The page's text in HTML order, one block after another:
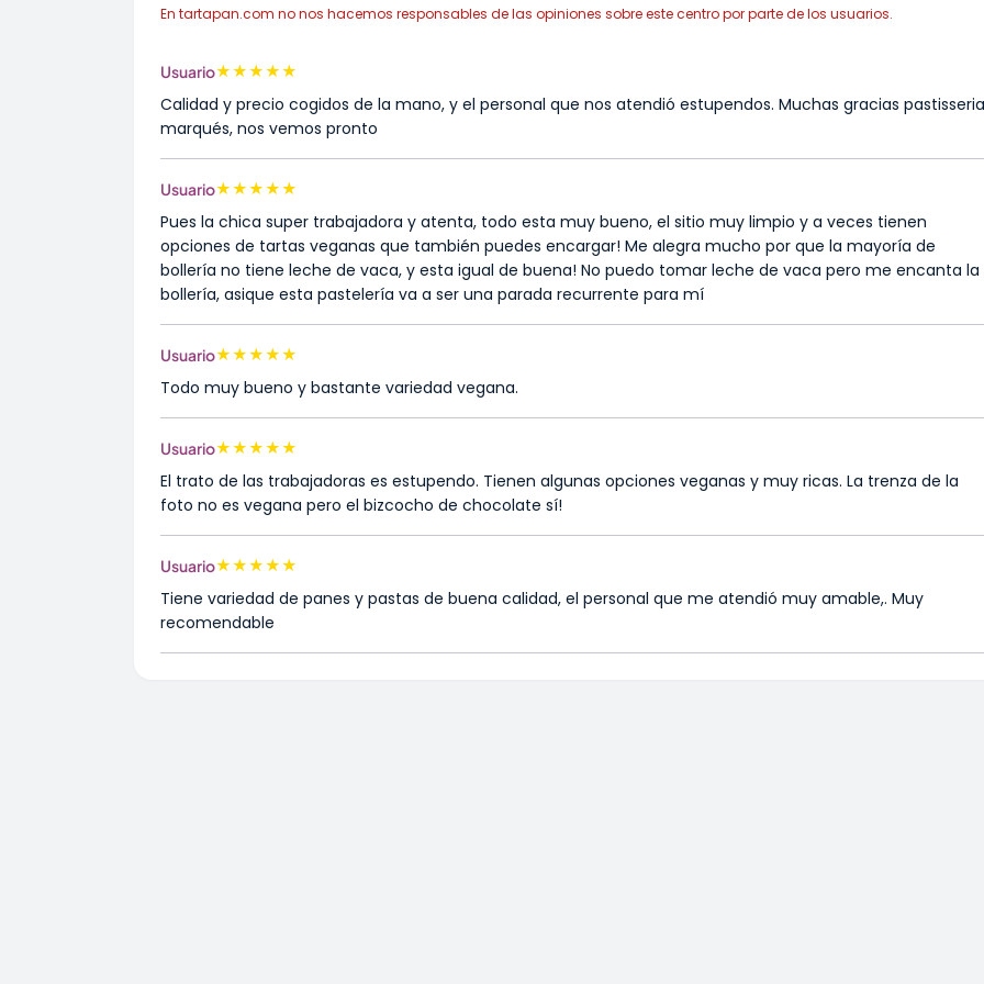
En tartapan.com no nos hacemos responsables de las opiniones sobre este centro por parte de los usuarios.
Usuario★★★★★
Calidad y precio cogidos de la mano, y el personal que nos atendió estupendos. Muchas gracias pastisseria
marqués, nos vemos pronto
Usuario★★★★★
Pues la chica super trabajadora y atenta, todo esta muy bueno, el sitio muy limpio y a veces tienen
opciones de tartas veganas que también puedes encargar! Me alegra mucho por que la mayoría de
bollería no tiene leche de vaca, y esta igual de buena! No puedo tomar leche de vaca pero me encanta la
bollería, asique esta pastelería va a ser una parada recurrente para mí
Usuario★★★★★
Todo muy bueno y bastante variedad vegana.
Usuario★★★★★
El trato de las trabajadoras es estupendo. Tienen algunas opciones veganas y muy ricas. La trenza de la
foto no es vegana pero el bizcocho de chocolate sí!
Usuario★★★★★
Tiene variedad de panes y pastas de buena calidad, el personal que me atendió muy amable,. Muy
recomendable